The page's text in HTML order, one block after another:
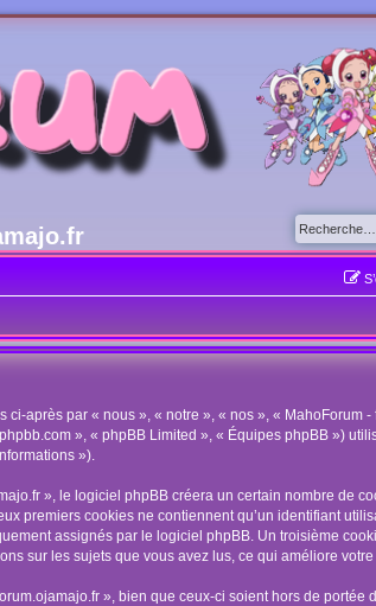
après par « nous », « notre », « nos », « MahoForum -
», « phpBB Limited », « Équipes phpBB »)
»).
», le logiciel phpBB créera un certain nombre de
premiers cookies ne contiennent qu’un identifiant
assignés par le logiciel phpBB. Un troisième
sur les sujets que vous avez lus, ce qui améliore
», bien que ceux-ci soient hors de portée